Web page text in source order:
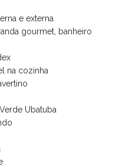
e externa
gourmet, banheiro
na cozinha
Ubatuba